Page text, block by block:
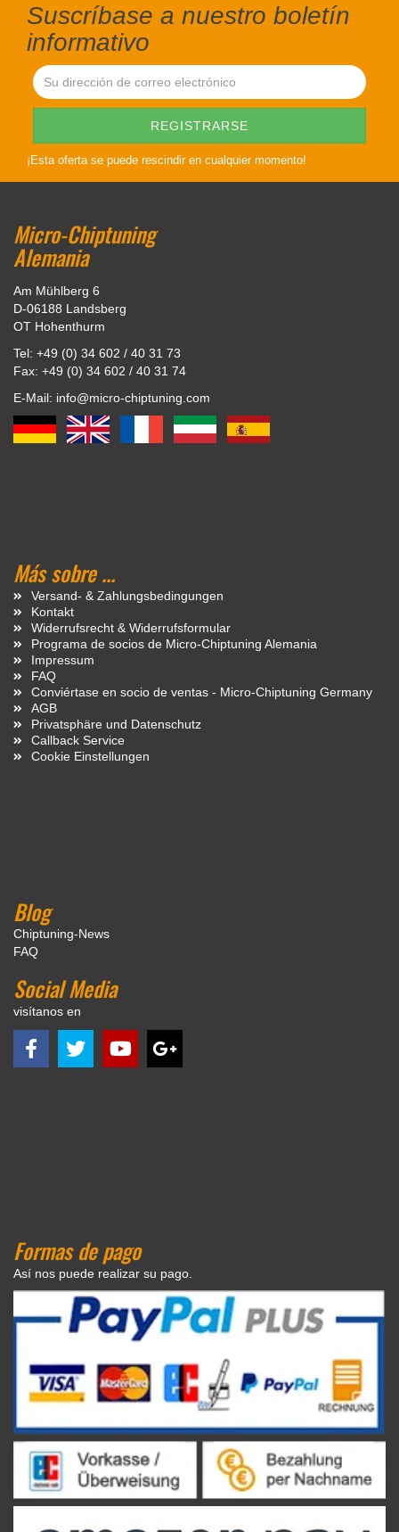
Suscríbase a nuestro boletín
informativo
¡Esta oferta se puede rescindir en cualquier momento!
Micro-Chiptuning
Alemania
Am Mühlberg 6
D-06188 Landsberg
OT Hohenthurm
Tel: +49 (0) 34 602 / 40 31 73
Fax: +49 (0) 34 602 / 40 31 74
E-Mail: info@micro-chiptuning.com
Más sobre ...
Versand- & Zahlungsbedingungen
Kontakt
Widerrufsrecht & Widerrufsformular
Programa de socios de Micro-Chiptuning Alemania
Impressum
FAQ
Conviértase en socio de ventas - Micro-Chiptuning Germany
AGB
Privatsphäre und Datenschutz
Callback Service
Cookie Einstellungen
Blog
Chiptuning-News
FAQ
Social Media
visítanos en
Formas de pago
Así nos puede realizar su pago.